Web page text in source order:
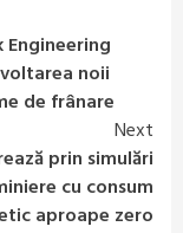
Engineering
noii
de frânare
Next
prin simulări
cu consum
aproape zero